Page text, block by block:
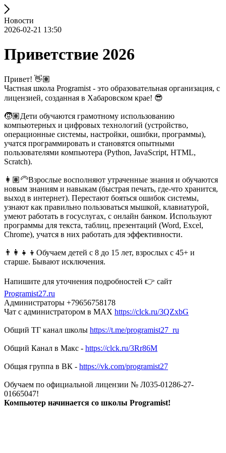
Новости
2026-02-21 13:50
Приветствие 2026
Привет! 👋🏽
Частная школа Programist - это образовательная организация, с
лицензией, созданная в Хабаровском крае! 😎
🧒🏽Дети обучаются грамотному использованию
компьютерных и цифровых технологий (устройство,
операционные системы, настройки, ошибки, программы),
учатся программировать и становятся опытными
пользователями компьютера (Python, JavaScript, HTML,
Scratch).
👩🏽‍🦳Взрослые восполняют утраченные знания и обучаются
новым знаниям и навыкам (быстрая печать, где-что хранится,
выход в интернет). Перестают бояться ошибок системы,
узнают как правильно пользоваться мышкой, клавиатурой,
умеют работать в госуслугах, с онлайн банком. Используют
программы для текста, таблиц, презентаций (Word, Excel,
Chrome), учатся в них работать для эффективности.
👨‍👩‍👧‍👦Обучаем детей с 8 до 15 лет, взрослых с 45+ и
старше. Бывают исключения.
Напишите для уточнения подробностей 👉 сайт
Programist27.ru
Администраторы +79656758178
Чат с администратором в MAX https://clck.ru/3QZxbG
Общий ТГ канал школы https://t.me/programist27_ru
Общий Канал в Макс - https://clck.ru/3Rr86M
Общая группа в ВК - https://vk.com/programist27
Обучаем по официальной лицензии № Л035-01286-27-
01665047!
Компьютер начинается со школы Programist!